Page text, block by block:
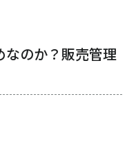
なのか？販売管理